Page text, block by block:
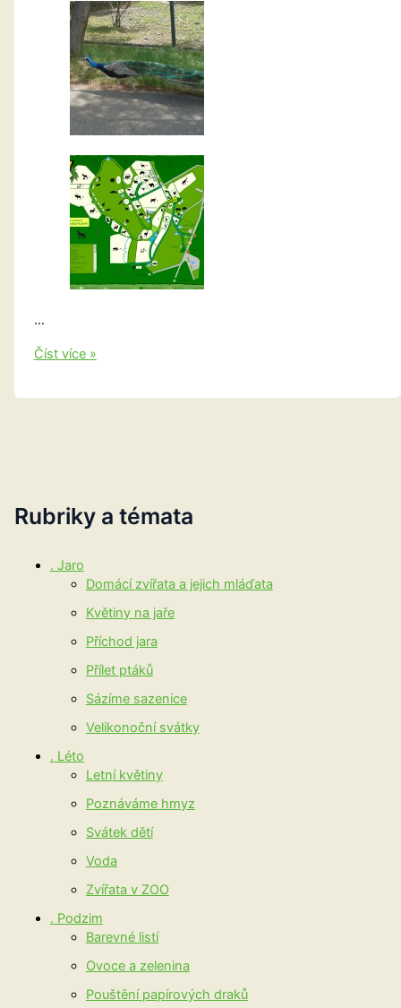
Rubriky a témata
. Jaro
Domácí zvířata a jejich mláďata
Květiny na jaře
Příchod jara
Přílet ptáků
Sázíme sazenice
Velikonoční svátky
. Léto
Letní květiny
Poznáváme hmyz
Svátek dětí
Voda
Zvířata v ZOO
. Podzim
Barevné listí
Ovoce a zelenina
Pouštění papírových draků
…
Prohlídka
v
Číst více »